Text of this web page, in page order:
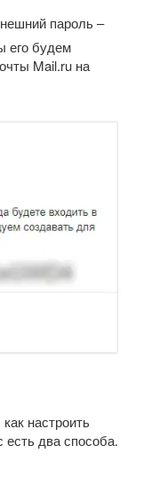
пароль –
его будем
Mail.ru на
настроить
есть два способа.